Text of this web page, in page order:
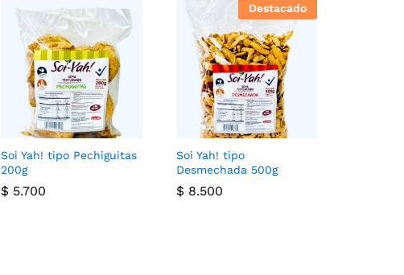
Soi Yah! tipo Pechiguitas
200g
$ 5.700
$ 5.700
Destacado
Soi Yah! tipo
Desmechada 500g
$ 8.500
$ 8.500